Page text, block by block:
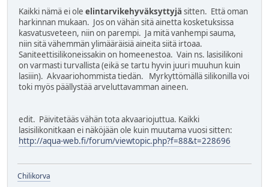
Kaikki nämä ei ole elintarvikehyväksyttyjä sitten. Että oman
harkinnan mukaan. Jos on vähän sitä ainetta kosketuksissa
kasvatusveteen, niin on parempi. Ja mitä vanhempi sauma,
niin sitä vähemmän ylimääräisiä aineita siitä irtoaa.
Saniteettisilikoneissakin on homeenestoa. Vain ns. lasisilikoni
on varmasti turvallista (eikä se tartu hyvin juuri muuhun kuin
lasiiin). Akvaariohommista tiedän. Myrkyttömällä silikonilla voi
toki myös päällystää arveluttavamman aineen.
edit. Päivitetääs vähän tota akvaariojuttua. Kaikki
lasisilikonitkaan ei näköjään ole kuin muutama vuosi sitten:
http://aqua-web.fi/forum/viewtopic.php?f=88&t=228696
Chilikorva